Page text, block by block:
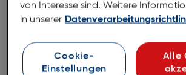
von Interesse sind. Weitere
in unserer
Cookie-
Einstellungen
Alle